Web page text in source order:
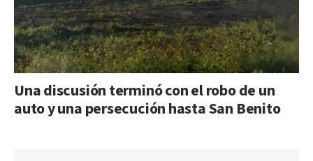
Una discusión terminó con el robo de un
auto y una persecución hasta San Benito